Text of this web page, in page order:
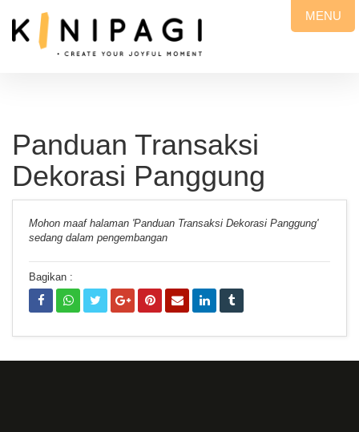
Panduan Transaksi
Dekorasi Panggung
Mohon maaf halaman 'Panduan Transaksi Dekorasi Panggung'
sedang dalam pengembangan
Bagikan :
MENU